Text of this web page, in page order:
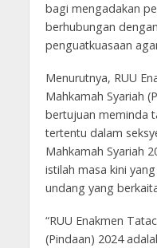
bagi mengadakan
berhubungan
penguatkuasaan
Menurutnya, RUU
Mahkamah Syariah
bertujuan meminda
tertentu dalam
Mahkamah Syariah
istilah masa kini
undang yang
“RUU Enakmen
(Pindaan) 2024